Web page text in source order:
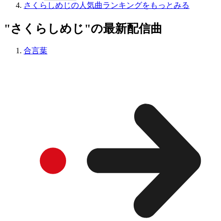
さくらしめじの人気曲ランキングをもっとみる
"さくらしめじ"の最新配信曲
合言葉